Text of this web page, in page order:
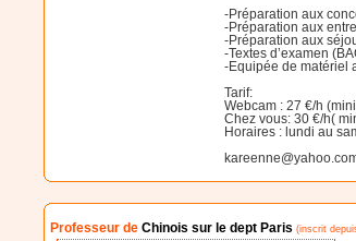
-Préparation aux
-Préparation aux
-Préparation aux
-Textes d’examen
-Equipée de matériel
Tarif:
Webcam : 27 €/h
Chez vous: 30 €/h(
Horaires : lundi au
Professeur deChinois sur le dept Paris (inscrit